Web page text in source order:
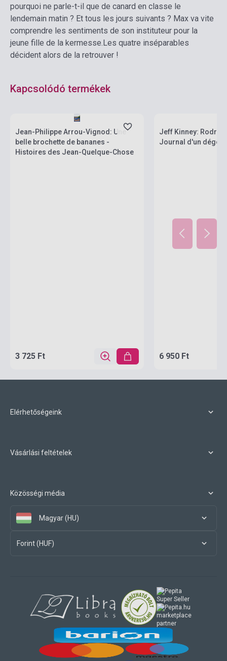
pourquoi ne parle-t-il que de canard en classe le
lendemain matin ? Et tous les jours suivants ? Max va vite
comprendre les sentiments de son instituteur pour la
jeune fille de la kermesse. Les quatre inséparables
décident alors de la retrouver !
Kapcsolódó termékek
Jean-Philippe Arrou-Vignod: Une
belle brochette de bananes -
Histoires des Jean-Quelque-Chose
3 725 Ft
Jeff Kinney:
Journal d'un
6 950 Ft
Elérhetőségeink
Vásárlási feltételek
Közösségi média
Magyar (HU)
Forint (HUF)
marketplace
partner